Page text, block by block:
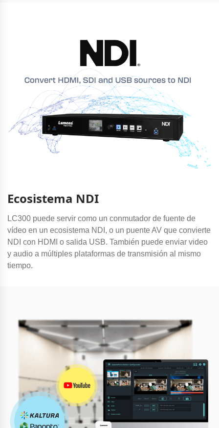
Ecosistema NDI
LC300 puede servir como un conmutador de fuente de
vídeo en un ecosistema NDI, o un puente AV que convierte
NDI con HDMI o salida USB. También puede enviar video
y audio a múltiples plataformas de transmisión al mismo
tiempo.